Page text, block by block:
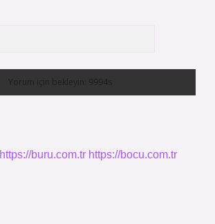
https://buru.com.tr https://bocu.com.tr